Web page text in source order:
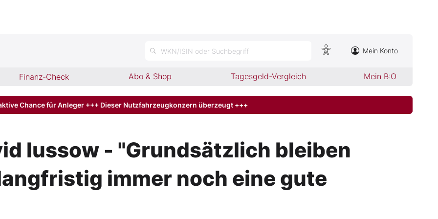
WKN/ISIN oder Suchbegriff Mein Konto
Finanz-Check Abo & Shop Tagesgeld-Vergleich Mein B:O
Chance für Anleger +++ Dieser Nutzfahrzeugkonzern überzeugt +++
Iussow - "Grundsätzlich bleiben
immer noch eine gute